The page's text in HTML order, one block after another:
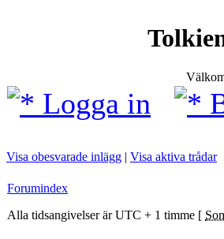
Logga in
Visa obesvarade inlägg | Visa aktiva trådar
Forumindex
Alla tidsangivelser är UTC + 1 timme [